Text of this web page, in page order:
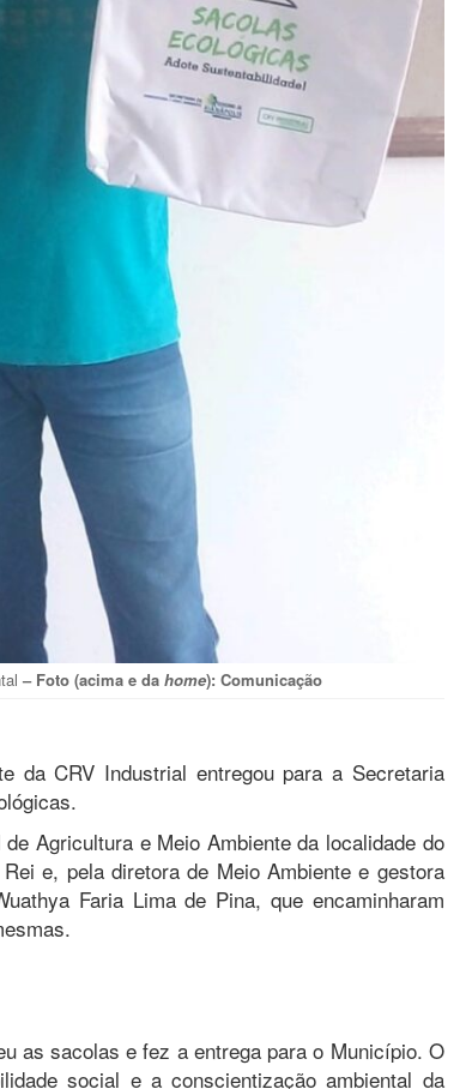
– Foto (acima e da home): Comunicação
da CRV Industrial entregou para a Secretaria
Agricultura e Meio Ambiente da localidade do
e, pela diretora de Meio Ambiente e gestora
Faria Lima de Pina, que encaminharam
as sacolas e fez a entrega para o Município. O
social e a conscientização ambiental da